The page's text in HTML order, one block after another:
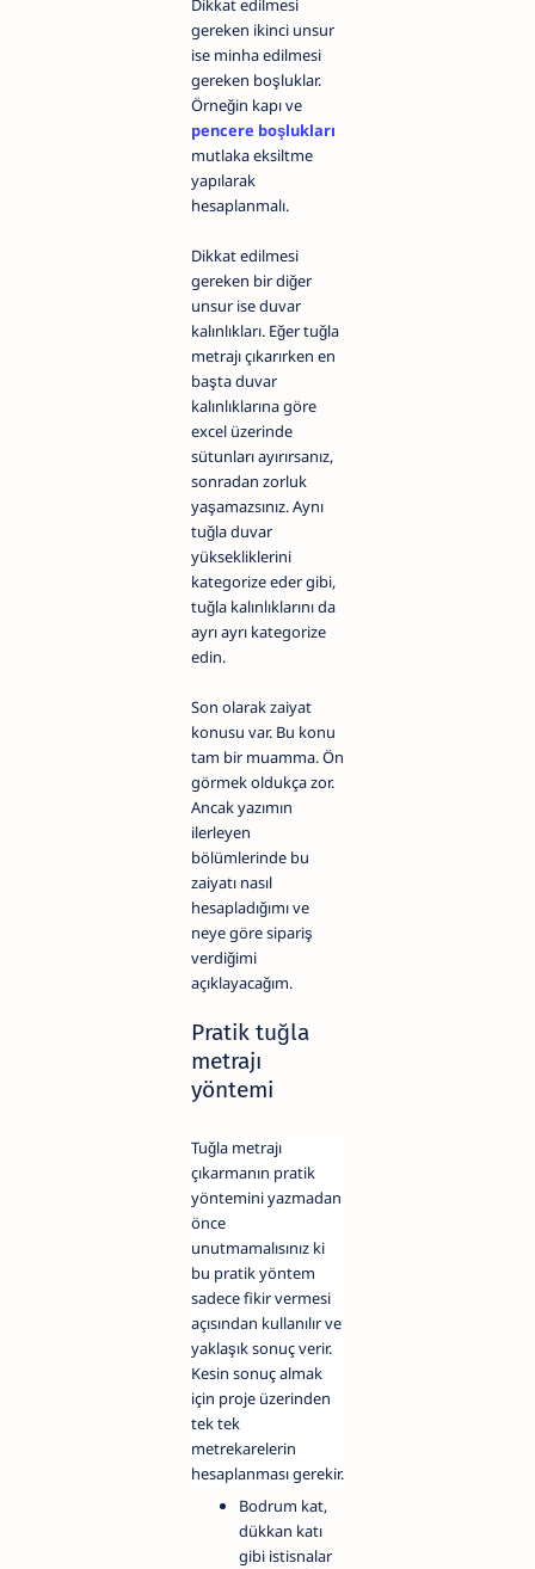
Dikkat edilmesi
gereken ikinci unsur
ise minha edilmesi
gereken boşluklar.
Örneğin kapı ve
pencere boşlukları
mutlaka eksiltme
yapılarak
hesaplanmalı.
Dikkat edilmesi
gereken bir diğer
unsur ise duvar
kalınlıkları. Eğer tuğla
metrajı çıkarırken en
başta duvar
kalınlıklarına göre
excel üzerinde
sütunları ayırırsanız,
sonradan zorluk
yaşamazsınız. Aynı
tuğla duvar
yüksekliklerini
kategorize eder gibi,
tuğla kalınlıklarını da
ayrı ayrı kategorize
edin.
Son olarak zaiyat
konusu var. Bu konu
tam bir muamma. Ön
görmek oldukça zor.
Ancak yazımın
ilerleyen
bölümlerinde bu
zaiyatı nasıl
hesapladığımı ve
neye göre sipariş
verdiğimi
açıklayacağım.
Pratik tuğla
metrajı
yöntemi
Tuğla metrajı
çıkarmanın pratik
yöntemini yazmadan
önce
unutmamalısınız ki
bu pratik yöntem
sadece fikir vermesi
açısından kullanılır ve
yaklaşık sonuç verir.
Kesin sonuç almak
için proje üzerinden
tek tek
metrekarelerin
hesaplanması gerekir.
Bodrum kat,
dükkan katı
gibi istisnalar